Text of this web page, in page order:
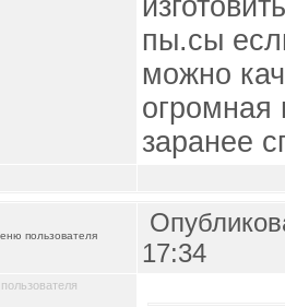
пы.сы
можно
огромная
заранее
17:34